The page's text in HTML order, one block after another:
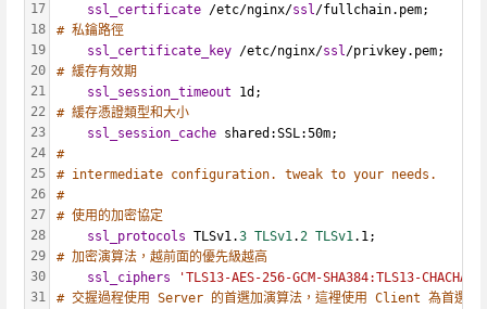
17
18
19
20
21
22
23
24
25
26
27
28
29
30
31
ssl_certificate /etc/nginx/ssl/fullchain.pem;
# 私鑰路徑
ssl_certificate_key /etc/nginx/ssl/privkey.pem;
# 緩存有效期
ssl_session_timeout 1d;
# 緩存憑證類型和大小
ssl_session_cache shared:SSL:50m;
#
# intermediate configuration. tweak to your needs.
#
# 使用的加密協定
ssl_protocols TLSv1.3 TLSv1.2 TLSv1.1;
# 加密演算法，越前面的優先級越高
ssl_ciphers
'TLS13-AES-256-GCM-SHA384:TLS13-
# 交握過程使用 Server 的首選加演算法，這裡使用 Client 為首選